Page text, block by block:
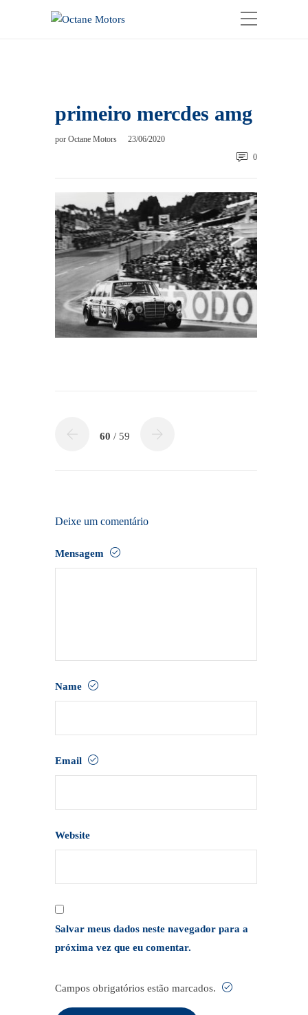
primeiro mercdes amg
por Octane Motors
23/06/2020
0
60 / 59
Deixe um comentário
Mensagem
Name
Email
Website
Salvar meus dados neste navegador para a
próxima vez que eu comentar.
Campos obrigatórios estão marcados.